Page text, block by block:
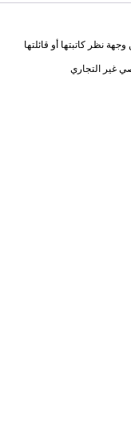
نظر كاتبتها أو قائلتها
غير التجاري